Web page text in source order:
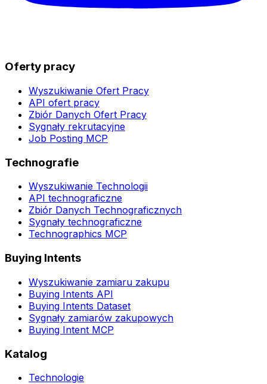
Oferty pracy
Wyszukiwanie Ofert Pracy
API ofert pracy
Zbiór Danych Ofert Pracy
Sygnały rekrutacyjne
Job Posting MCP
Technografie
Wyszukiwanie Technologii
API technograficzne
Zbiór Danych Technograficznych
Sygnały technograficzne
Technographics MCP
Buying Intents
Wyszukiwanie zamiaru zakupu
Buying Intents API
Buying Intents Dataset
Sygnały zamiarów zakupowych
Buying Intent MCP
Katalog
Technologie